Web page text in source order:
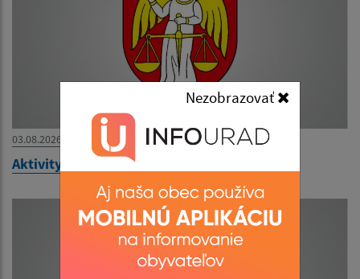
Nezobrazovať
03.08.2026
Aktivity RT - júl 2026